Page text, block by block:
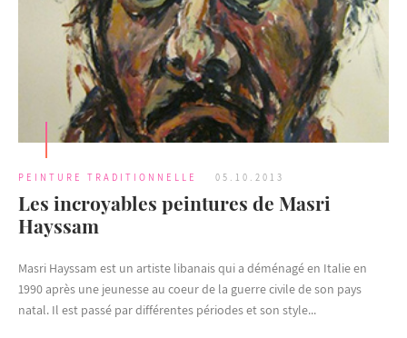
PEINTURE TRADITIONNELLE 05.10.2013
Les incroyables peintures de Masri
Hayssam
Masri Hayssam est un artiste libanais qui a déménagé en Italie en
1990 après une jeunesse au coeur de la guerre civile de son pays
natal. Il est passé par différentes périodes et son style...